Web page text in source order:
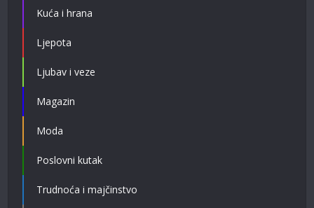
Kuća i hrana
Ljepota
Ljubav i veze
Magazin
Moda
Poslovni kutak
Trudnoća i majčinstvo